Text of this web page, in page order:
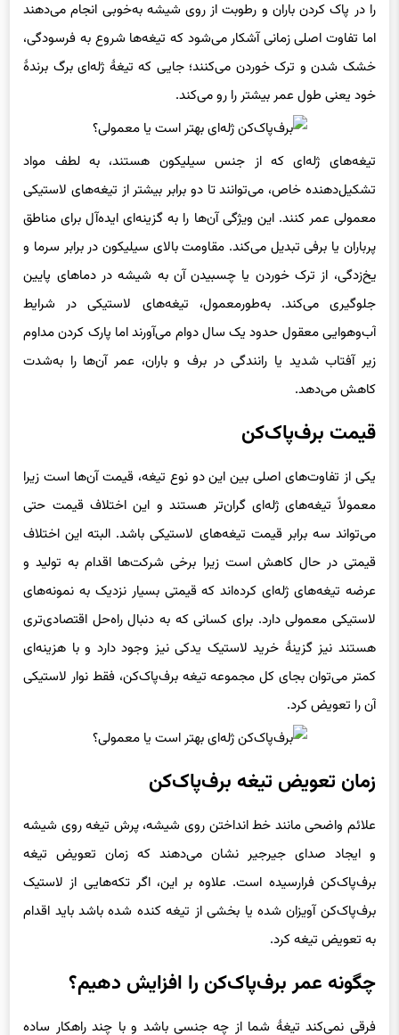
اما تفاوت اصلی زمانی آشکار می‌شود که تیغه‌ها شروع به فرسودگی،
خشک شدن و ترک خوردن می‌کنند؛ جایی که تیغهٔ ژله‌ای برگ برندهٔ
خود یعنی طول عمر بیشتر را رو می‌کند.
تیغه‌های ژله‌ای که از جنس سیلیکون هستند، به لطف مواد
تشکیل‌دهنده خاص، می‌توانند تا دو برابر بیشتر از تیغه‌های لاستیکی
معمولی عمر کنند. این ویژگی آن‌ها را به گزینه‌ای ایده‌آل برای مناطق
پرباران یا برفی تبدیل می‌کند. مقاومت بالای سیلیکون در برابر سرما و
یخ‌زدگی، از ترک خوردن یا چسبیدن آن به شیشه در دماهای پایین
جلوگیری می‌کند. به‌طورمعمول، تیغه‌های لاستیکی در شرایط
آب‌وهوایی معقول حدود یک سال دوام می‌آورند اما پارک کردن مداوم
زیر آفتاب شدید یا رانندگی در برف و باران، عمر آن‌ها را به‌شدت
کاهش می‌دهد.
قیمت برف‌پاک‌کن
یکی از تفاوت‌های اصلی بین این دو نوع تیغه، قیمت آن‌ها است زیرا
معمولاً تیغه‌های ژله‌ای گران‌تر هستند و این اختلاف قیمت حتی
می‌تواند سه برابر قیمت تیغه‌های لاستیکی باشد. البته این اختلاف
قیمتی در حال کاهش است زیرا برخی شرکت‌ها اقدام به تولید و
عرضه تیغه‌های ژله‌ای کرده‌اند که قیمتی بسیار نزدیک به نمونه‌های
لاستیکی معمولی دارد. برای کسانی که به دنبال راه‌حل اقتصادی‌تری
هستند نیز گزینهٔ خرید لاستیک یدکی نیز وجود دارد و با هزینه‌ای
کمتر می‌توان بجای کل مجموعه تیغه برف‌پاک‌کن، فقط نوار لاستیکی
آن را تعویض کرد.
زمان تعویض تیغه برف‌پاک‌کن
علائم واضحی مانند خط انداختن روی شیشه، پرش تیغه روی شیشه
و ایجاد صدای جیرجیر نشان می‌دهند که زمان تعویض تیغه
برف‌پاک‌کن فرارسیده است. علاوه بر این، اگر تکه‌هایی از لاستیک
برف‌پاک‌کن آویزان شده یا بخشی از تیغه کنده شده باشد باید اقدام
به تعویض تیغه کرد.
چگونه عمر برف‌پاک‌کن را افزایش دهیم؟
فرقی نمی‌کند تیغهٔ شما از چه جنسی باشد و با چند راهکار ساده
می‌توانید عمر آن را افزایش دهید که در ادامه شرح می‌دهیم: